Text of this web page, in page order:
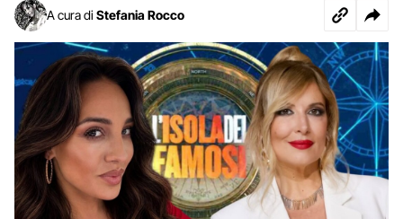
A cura di Stefania Rocco